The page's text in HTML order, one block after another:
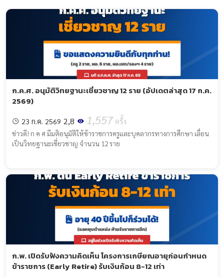
ก.ค.ศ. อนุมัติวิทยฐานะเชี่ยวชาญ 12 ราย (อัปเดตล่าสุด 17 ก.ค.
2569)
23 ก.ค. 2569 2,8 1,557 ครั้ง
ข่าวดี! ก ค ศ มีมติอนุมัติให้ข้าราชการครูและบุคลากรทางการศึกษา เลื่อน
เป็นวิทยฐานะเชี่ยวชาญ จำนวน 12 ราย
ก.พ. เปิดรับฟังความคิดเห็น โครงการเกษียณอายุก่อนกำหนด
ข้าราชการ (Early Retire) รับเงินก้อน 8-12 เท่า